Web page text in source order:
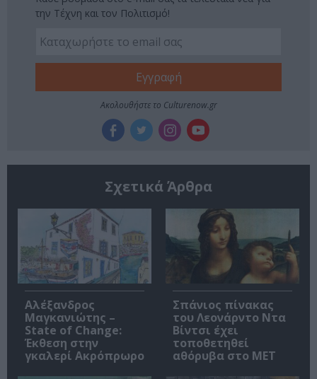
την Τέχνη και τον Πολιτισμό!
Ακολουθήστε το Culturenow.gr
Σχετικά Άρθρα
Αλέξανδρος
Μαγκανιώτης –
State of Change:
Έκθεση στην
γκαλερί Ακρόπρωρο
Σπάνιος πίνακας
του Λεονάρντο Ντα
Βίντσι έχει
τοποθετηθεί
αθόρυβα στο MET